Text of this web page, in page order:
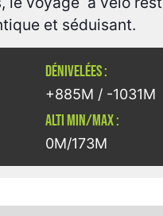
et séduisant.
DÉNIVELÉES :
+885M / -1031M
ALTI MIN/MAX :
0M/173M